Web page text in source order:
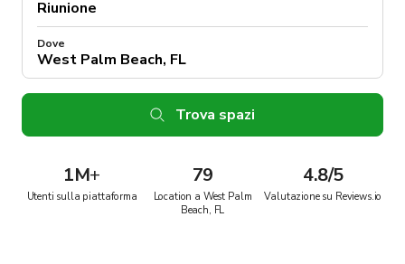
Dove
Trova spazi
1M+
Utenti sulla piattaforma
79
Location a West Palm
Beach, FL
4.8/5
Valutazione su Reviews.io